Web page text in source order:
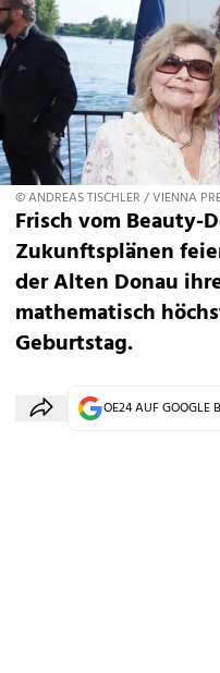
© ANDREAS TISCHLER / VIENNA
Frisch vom Beauty-
Zukunftsplänen
der Alten Donau
mathematisch
Geburtstag.
OE24 AUF GOOGLE